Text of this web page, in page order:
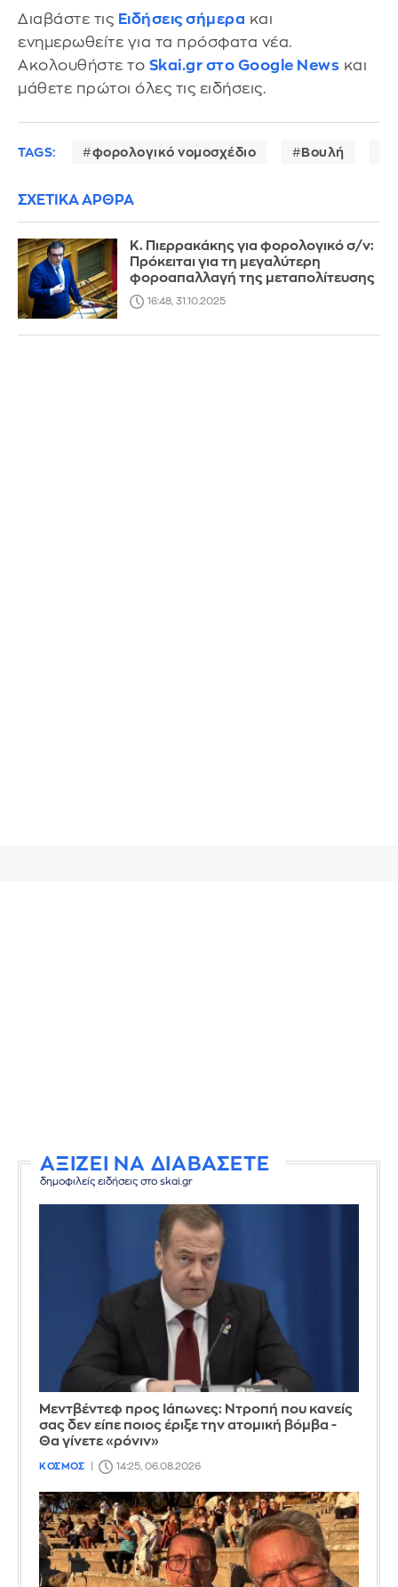
Διαβάστε τις Ειδήσεις σήμερα και
ενημερωθείτε για τα πρόσφατα νέα.
Ακολουθήστε το Skai.gr στο Google News και
μάθετε πρώτοι όλες τις ειδήσεις.
TAGS: φορολογικό νομοσχέδιο Βουλή
ΣΧΕΤΙΚΑ ΑΡΘΡΑ
Κ. Πιερρακάκης για φορολογικό σ/ν:
Πρόκειται για τη μεγαλύτερη
φοροαπαλλαγή της μεταπολίτευσης
16:48, 31.10.2025
ΑΞΙΖΕΙ ΝΑ ΔΙΑΒΑΣΕΤΕ
δημοφιλείς ειδήσεις στο skai.gr
Μεντβέντεφ προς Ιάπωνες: Ντροπή που κανείς
σας δεν είπε ποιος έριξε την ατομική βόμβα -
Θα γίνετε «ρόνιν»
ΚΟΣΜΟΣ 14:25, 06.08.2026